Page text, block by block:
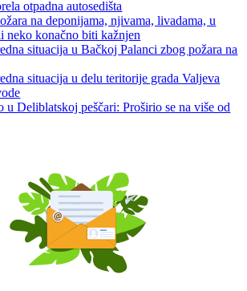
otpadna autosedišta
na deponijama, njivama, livadama, u
neko konačno biti kažnjen
situacija u Bačkoj Palanci zbog požara na
situacija u delu teritorije grada Valjeva
u Deliblatskoj peščari: Proširio se na više od